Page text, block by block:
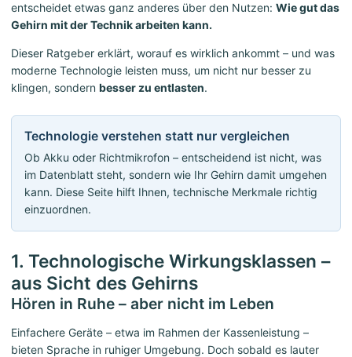
entscheidet etwas ganz anderes über den Nutzen: Wie gut das
Gehirn mit der Technik arbeiten kann.
Dieser Ratgeber erklärt, worauf es wirklich ankommt – und was
moderne Technologie leisten muss, um nicht nur besser zu
klingen, sondern besser zu entlasten.
Technologie verstehen statt nur vergleichen
Ob Akku oder Richtmikrofon – entscheidend ist nicht, was
im Datenblatt steht, sondern wie Ihr Gehirn damit umgehen
kann. Diese Seite hilft Ihnen, technische Merkmale richtig
einzuordnen.
1. Technologische Wirkungsklassen –
aus Sicht des Gehirns
Hören in Ruhe – aber nicht im Leben
Einfachere Geräte – etwa im Rahmen der Kassenleistung –
bieten Sprache in ruhiger Umgebung. Doch sobald es lauter